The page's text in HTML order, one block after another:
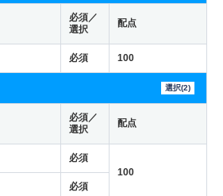
必須／
選択
配点
必須 100
選択(2)
必須／
選択
配点
必須
100
必須